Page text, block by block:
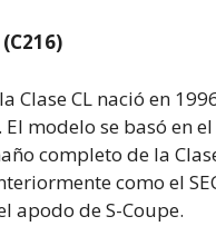
Clase CL nació en
El modelo se basó en
completo de la
como el
apodo de S-Coupe.